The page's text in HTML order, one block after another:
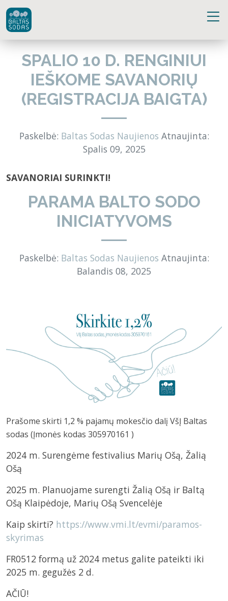
SPALIO 10 D. RENGINIUI
IEŠKOME SAVANORIŲ
(REGISTRACIJA BAIGTA)
Paskelbė: Baltas Sodas Naujienos Atnaujinta:
Spalis 09, 2025
SAVANORIAI SURINKTI!
PARAMA BALTO SODO
INICIATYVOMS
Paskelbė: Baltas Sodas Naujienos Atnaujinta:
Balandis 08, 2025
Prašome skirti 1,2 % pajamų mokesčio dalį VšĮ Baltas
sodas (Įmonės kodas 305970161 )
2024 m. Surengėme festivalius Marių Ošą, Žalią
Ošą
2025 m. Planuojame surengti Žalią Ošą ir Baltą
Ošą Klaipėdoje, Marių Ošą Svencelėje
Kaip skirti? https://www.vmi.lt/evmi/paramos-
skyrimas
FR0512 formą už 2024 metus galite pateikti iki
2025 m. gegužės 2 d.
AČIŪ!